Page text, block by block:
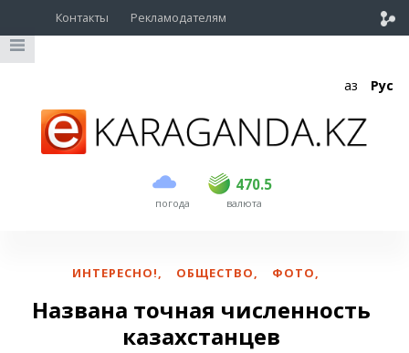
Контакты Рекламодателям
Қаз Рус
погода
470.5
USD 469.5 470.5
EUR валюта
ИНТЕРЕСНО!, ОБЩЕСТВО, ФОТО,
Названа точная численность
казахстанцев